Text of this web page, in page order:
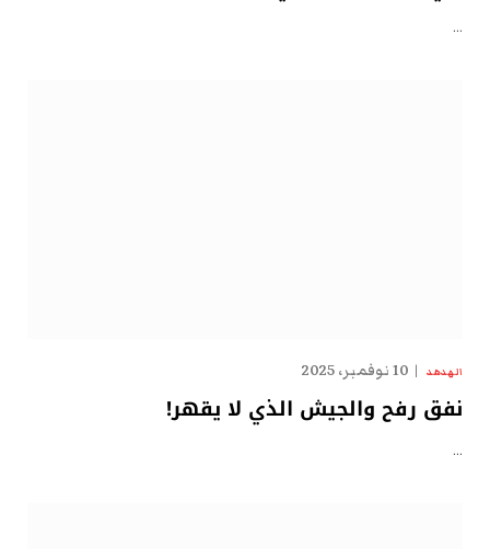
…
الهدهد 10 نوفمبر، 2025
نفق رفح والجيش الذي لا يقهر!
…